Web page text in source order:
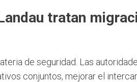
tratan
de seguridad. Las
conjuntos, mejorar el